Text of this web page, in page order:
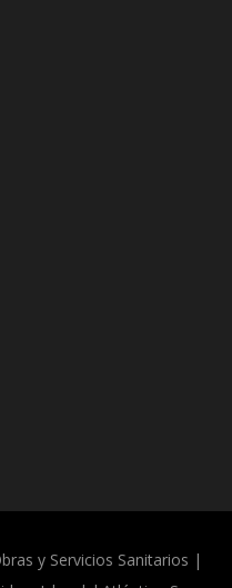
y Servicios Sanitarios |